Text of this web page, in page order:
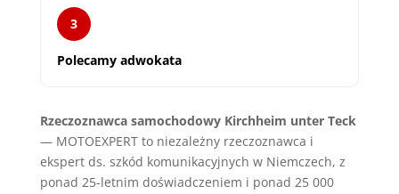
3
Polecamy adwokata
Rzeczoznawca samochodowy Kirchheim unter Teck
— MOTOEXPERT to niezależny rzeczoznawca i
ekspert ds. szkód komunikacyjnych w Niemczech, z
ponad 25-letnim doświadczeniem i ponad 25 000